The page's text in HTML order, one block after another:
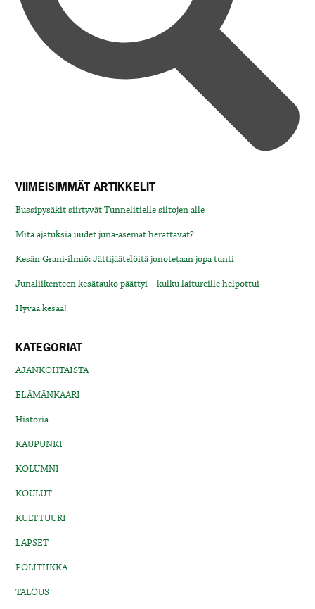
VIIMEISIMMÄT ARTIKKELIT
Bussipysäkit siirtyvät Tunnelitielle siltojen alle
Mitä ajatuksia uudet juna-asemat herättävät?
Kesän Grani-ilmiö: Jättijäätelöitä jonotetaan jopa tunti
Junaliikenteen kesätauko päättyi – kulku laitureille helpottui
Hyvää kesää!
KATEGORIAT
AJANKOHTAISTA
ELÄMÄNKAARI
Historia
KAUPUNKI
KOLUMNI
KOULUT
KULTTUURI
LAPSET
POLITIIKKA
TALOUS